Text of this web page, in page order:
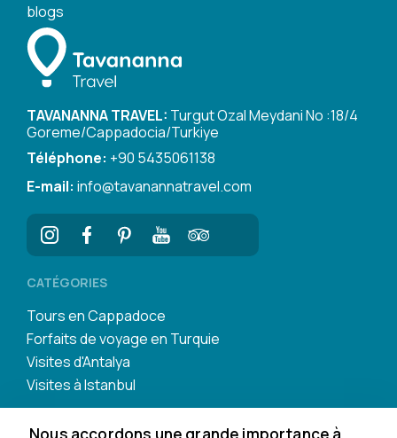
blogs
TAVANANNA TRAVEL: Turgut Ozal Meydani No :18/4
Goreme/Cappadocia/Turkiye
Téléphone: +90 5435061138
E-mail: info@tavanannatravel.com
CATÉGORIES
Tours en Cappadoce
Forfaits de voyage en Turquie
Visites d'Antalya
Visites à Istanbul